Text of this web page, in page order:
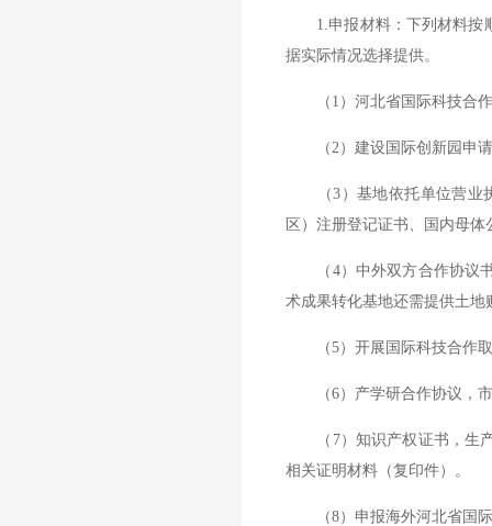
1.申报材料：下列材料按顺
据实际情况选择提供。
（1）河北省国际科技合作
（2）建设国际创新园申请
（3）基地依托单位营业执
区）注册登记证书、国内母
（4）中外双方合作协议书
术成果转化基地还需提供土
（5）开展国际科技合作取
（6）产学研合作协议，市
（7）知识产权证书，生产
相关证明材料（复印件）。
（8）申报海外河北省国际